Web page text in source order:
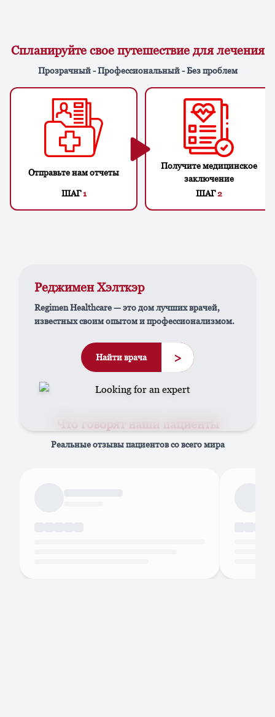
Спланируйте свое путешествие для лечения
Прозрачный - Профессиональный - Без проблем
Отправьте нам отчеты
ШАГ1
Получите медицинское
заключение
ШАГ2
Реджимен Хэлткэр
Regimen Healthcare — это дом лучших врачей,
известных своим опытом и профессионализмом.
Найти врача >
Что говорят наши пациенты
Реальные отзывы пациентов со всего мира